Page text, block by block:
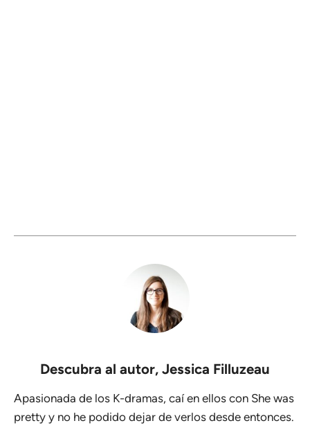
Descubra al autor, Jessica Filluzeau
Apasionada de los K-dramas, caí en ellos con She was
pretty y no he podido dejar de verlos desde entonces.